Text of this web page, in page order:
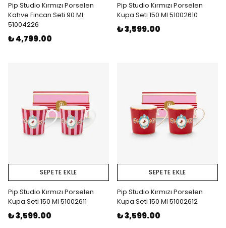
Pip Studio Kırmızı Porselen
Kahve Fincan Seti 90 Ml
51004226
₺ 4,799.00
Pip Studio Kırmızı Porselen
Kupa Seti 150 Ml 51002610
₺ 3,599.00
SEPETE EKLE
Pip Studio Kırmızı Porselen
Kupa Seti 150 Ml 51002611
₺ 3,599.00
SEPETE EKLE
Pip Studio Kırmızı Porselen
Kupa Seti 150 Ml 51002612
₺ 3,599.00